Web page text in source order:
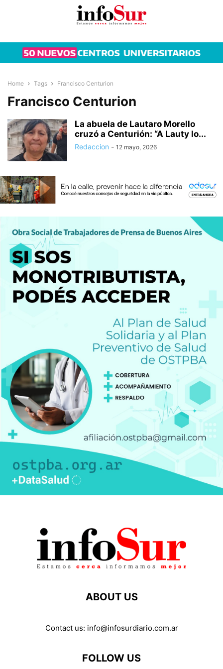
Home Tags Francisco Centurion
Francisco Centurion
La abuela de Lautaro Morello
cruzó a Centurión: “A Lauty lo...
Redaccion - 12 mayo, 2026
ABOUT US
Contact us: info@infosurdiario.com.ar
FOLLOW US